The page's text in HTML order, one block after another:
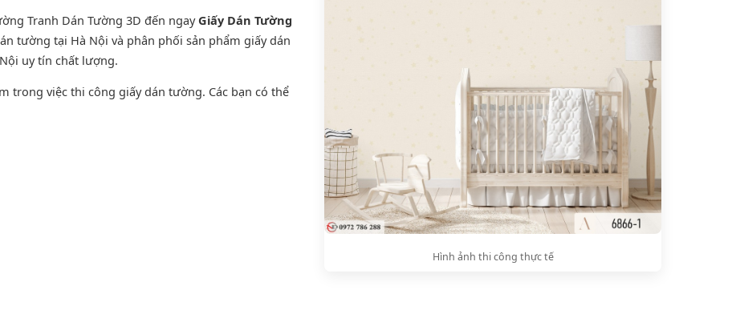
Tranh Dán Tường 3D đến ngayGiấy Dán Tường
tường tại Hà Nội và phân phối sản phẩm giấy dán
uy tín chất lượng.
trong việc thi công giấy dán tường. Các bạn có thể
Hình ảnh thi công thực tế